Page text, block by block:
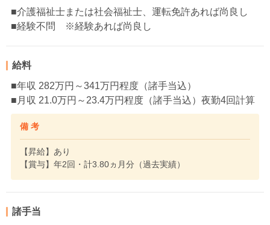
■介護福祉士または社会福祉士、運転免許あれば尚良し
■経験不問 ※経験あれば尚良し
給料
■年収 282万円～341万円程度（諸手当込）
■月収 21.0万円～23.4万円程度（諸手当込）夜勤4回計算
備 考
【昇給】あり
【賞与】年2回・計3.80ヵ月分（過去実績）
諸手当